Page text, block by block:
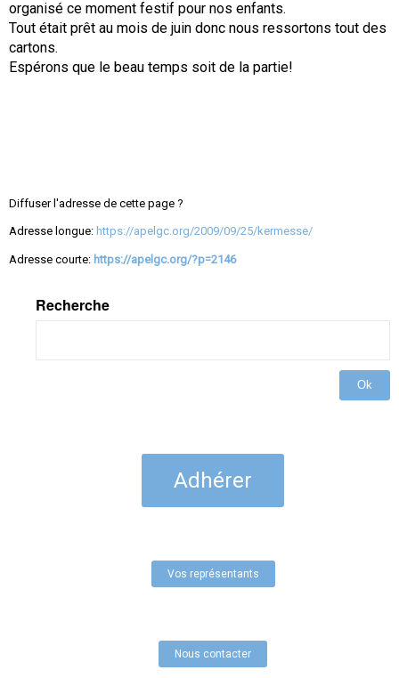
organisé ce moment festif pour nos enfants.
Tout était prêt au mois de juin donc nous ressortons tout des
cartons.
Espérons que le beau temps soit de la partie!
Diffuser l'adresse de cette page ?
Adresse longue: https://apelgc.org/2009/09/25/kermesse/
Adresse courte: https://apelgc.org/?p=2146
Recherche
Ok
Adhérer
Vos représentants
Nous contacter